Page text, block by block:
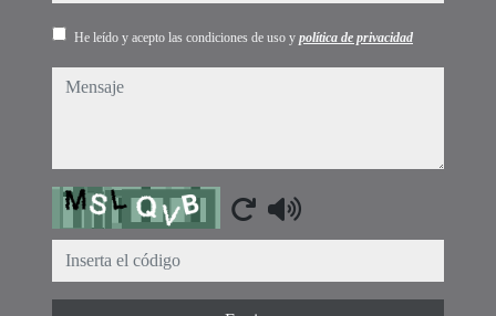
He leído y acepto las condiciones de uso y política de privacidad
mensaje
Captcha